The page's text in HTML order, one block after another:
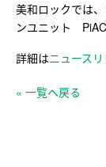
美和ロックでは
ンユニット
詳細はニュース
« 一覧へ戻る